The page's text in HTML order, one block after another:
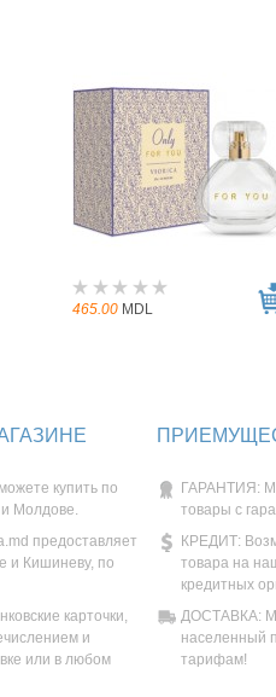
465.00 MDL
купить по
Молдове.
предоставляет
и Кишиневу, по
карточки,
и
или в любом
ГАРАНТИЯ:
товары с
КРЕДИТ:
товара на
кредитных
ДОСТАВКА:
населенный
тарифам!